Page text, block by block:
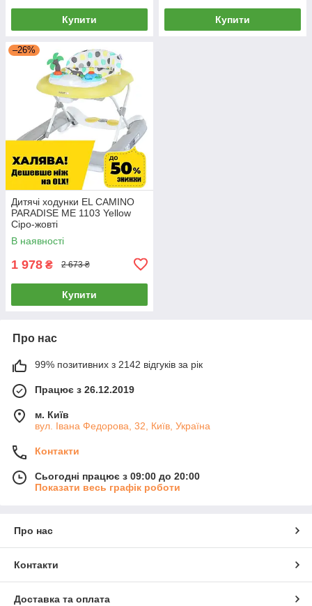
Купити Купити
–26%
Дитячі ходунки EL CAMINO
PARADISE ME 1103 Yellow
Сіро-жовті
В наявності
1 978 ₴ 2 673 ₴
Купити
Про нас
99% позитивних з 2142 відгуків за рік
Працює з 26.12.2019
м. Київ
вул. Івана Федорова, 32, Київ, Україна
Контакти
Сьогодні працює з 09:00 до 20:00
Показати весь графік роботи
Про нас
Контакти
Доставка та оплата